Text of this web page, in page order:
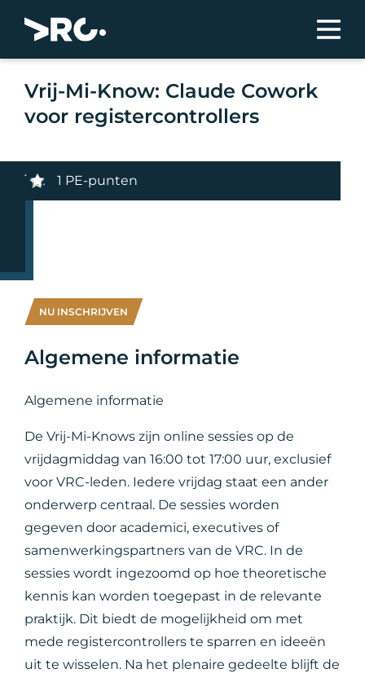
Vrij-Mi-Know: Claude Cowork
voor registercontrollers
1 PE-punten
NU INSCHRIJVEN
Algemene informatie
Algemene informatie
De Vrij-Mi-Knows zijn online sessies op de
vrijdagmiddag van 16:00 tot 17:00 uur, exclusief
voor VRC-leden. Iedere vrijdag staat een ander
onderwerp centraal. De sessies worden
gegeven door academici, executives of
samenwerkingspartners van de VRC. In de
sessies wordt ingezoomd op hoe theoretische
kennis kan worden toegepast in de relevante
praktijk. Dit biedt de mogelijkheid om met
mede registercontrollers te sparren en ideeën
uit te wisselen. Na het plenaire gedeelte blijft de